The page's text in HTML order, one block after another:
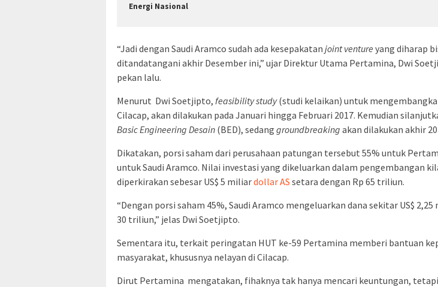
Energi Nasional
“Jadi dengan Saudi Aramco sudah ada kesepakatan joint venture yang diharap
ditandatangani akhir Desember ini,” ujar Direktur Utama Pertamina, Dwi
pekan lalu.
Menurut Dwi Soetjipto, feasibility study(studi kelaikan) untuk
Cilacap, akan dilakukan pada Januari hingga Februari 2017. Kemudian
Basic Engineering Desain (BED), sedang groundbreaking akan dilakukan akhir
Dikatakan, porsi saham dari perusahaan patungan tersebut 55% untuk
untuk Saudi Aramco. Nilai investasi yang dikeluarkan dalam pengembangan
diperkirakan sebesar US$ 5 miliardollar AS setara dengan Rp 65 triliun.
“Dengan porsi saham 45%, Saudi Aramco mengeluarkan dana sekitar US$
30 triliun,” jelas Dwi Soetjipto.
Sementara itu, terkait peringatan HUT ke-59 Pertamina memberi bantuan
masyarakat, khususnya nelayan di Cilacap.
Dirut Pertamina mengatakan, fihaknya tak hanya mencari keuntungan,